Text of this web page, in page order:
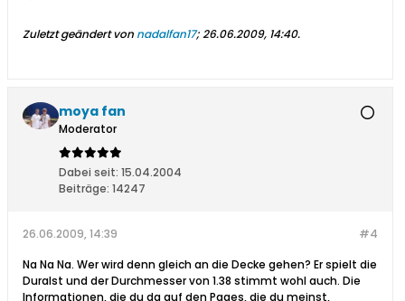
Zuletzt geändert von nadalfan17;26.06.2009, 14:40.
moya fan
Moderator
Dabei seit: 15.04.2004
Beiträge: 14247
#4
26.06.2009, 14:39
Na Na Na. Wer wird denn gleich an die Decke gehen? Er spielt die
Duralst und der Durchmesser von 1.38 stimmt wohl auch. Die
Informationen, die du da auf den Pages, die du meinst,